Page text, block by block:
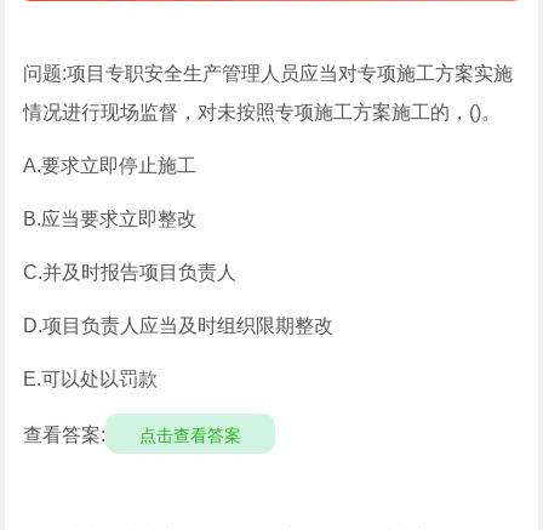
问题:项目专职安全生产管理人员应当对专项施工方案实施
情况进行现场监督，对未按照专项施工方案施工的，()。
A.要求立即停止施工
B.应当要求立即整改
C.并及时报告项目负责人
D.项目负责人应当及时组织限期整改
E.可以处以罚款
查看答案: 点击查看答案